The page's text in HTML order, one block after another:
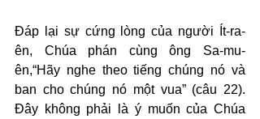
Đáp lại sự cứng lòng của người Ít-ra-
ên, Chúa phán cùng ông Sa-mu-
ên,“Hãy nghe theo tiếng chúng nó và
ban cho chúng nó một vua” (câu 22).
Đây không phải là ý muốn của Chúa